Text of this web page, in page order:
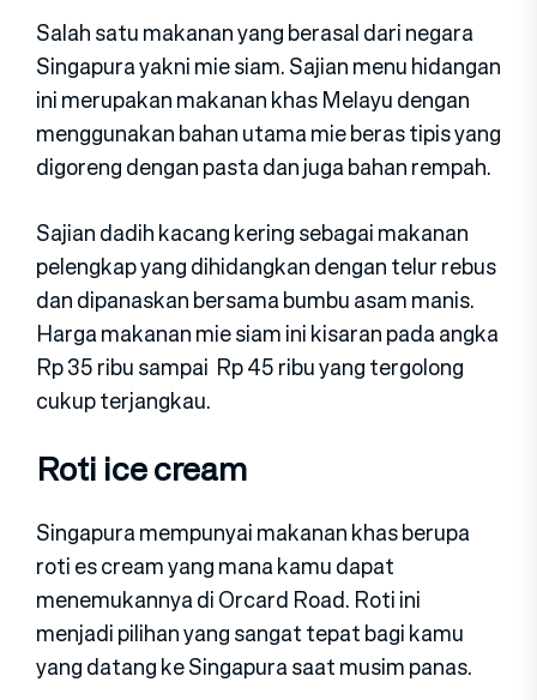
Salah satu makanan yang berasal dari negara
Singapura yakni mie siam. Sajian menu hidangan
ini merupakan makanan khas Melayu dengan
menggunakan bahan utama mie beras tipis yang
digoreng dengan pasta dan juga bahan rempah.
Sajian dadih kacang kering sebagai makanan
pelengkap yang dihidangkan dengan telur rebus
dan dipanaskan bersama bumbu asam manis.
Harga makanan mie siam ini kisaran pada angka
Rp 35 ribu sampai Rp 45 ribu yang tergolong
cukup terjangkau.
Roti ice cream
Singapura mempunyai makanan khas berupa
roti es cream yang mana kamu dapat
menemukannya di Orcard Road. Roti ini
menjadi pilihan yang sangat tepat bagi kamu
yang datang ke Singapura saat musim panas.